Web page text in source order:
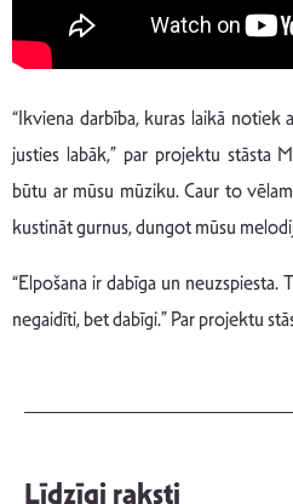
“Ikviena darbība, kuras laikā notiek
justies labāk,” par projektu stāsta
būtu ar mūsu mūziku. Caur to
kustināt gurnus, dungot mūsu
“Elpošana ir dabīga un neuzspiesta.
negaidīti, bet dabīgi.” Par projektu
Līdzīgi raksti